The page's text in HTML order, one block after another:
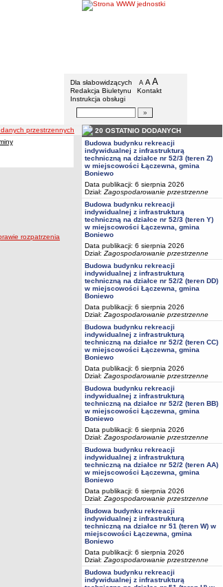
Urząd Gminy w Boniewie
Menu dodatkowe
Dla słabowidzących A pomniejsz czcionkę
A standardowy rozmiar
A
Redakcja Biuletynu
Kontakt
Instrukcja obsługi
Wyszukiwarka artykułów
przestrzennych
rozpatrzenia
20 OSTATNIO DODANYCH
Budowa budynku rekreacji
indywidualnej z infrastrukturą
techniczną na działce nr 52/3 (teren Z)
w miejscowości Łączewna, gmina
Boniewo
Data publikacji: 6 sierpnia 2026
Dział: Zagospodarowanie przestrzenne
Budowa budynku rekreacji
indywidualnej z infrastrukturą
techniczną na działce nr 52/3 (teren Y)
w miejscowości Łączewna, gmina
Boniewo
Data publikacji: 6 sierpnia 2026
Dział: Zagospodarowanie przestrzenne
Budowa budynku rekreacji
indywidualnej z infrastrukturą
techniczną na działce nr 52/2 (teren DD)
w miejscowości Łączewna, gmina
Boniewo
Data publikacji: 6 sierpnia 2026
Dział: Zagospodarowanie przestrzenne
Budowa budynku rekreacji
indywidualnej z infrastrukturą
techniczną na działce nr 52/2 (teren CC)
w miejscowości Łączewna, gmina
Boniewo
Data publikacji: 6 sierpnia 2026
Dział: Zagospodarowanie przestrzenne
Budowa budynku rekreacji
indywidualnej z infrastrukturą
techniczną na działce nr 52/2 (teren BB)
w miejscowości Łączewna, gmina
Boniewo
Data publikacji: 6 sierpnia 2026
Dział: Zagospodarowanie przestrzenne
Budowa budynku rekreacji
indywidualnej z infrastrukturą
techniczną na działce nr 52/2 (teren AA)
w miejscowości Łączewna, gmina
Boniewo
Data publikacji: 6 sierpnia 2026
Dział: Zagospodarowanie przestrzenne
Budowa budynku rekreacji
indywidualnej z infrastrukturą
techniczną na działce nr 51 (teren W) w
miejscowości Łączewna, gmina
Boniewo
Data publikacji: 6 sierpnia 2026
Dział: Zagospodarowanie przestrzenne
Budowa budynku rekreacji
indywidualnej z infrastrukturą